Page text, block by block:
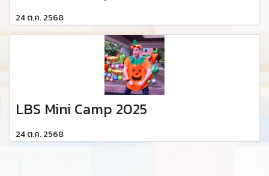
24 ต.ค. 2568
LBS Mini Camp 2025
24 ต.ค. 2568